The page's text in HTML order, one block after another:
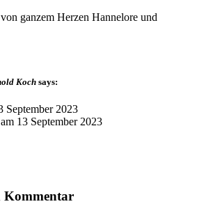
ganzem Herzen Hannelore und
Koch says:
September 2023
13 September 2023
Kommentar